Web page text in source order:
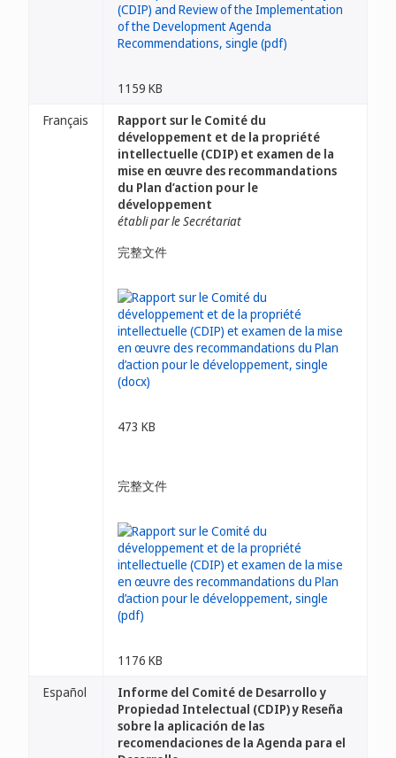
1159 KB
Français
Rapport sur le Comité du
développement et de la propriété
intellectuelle (CDIP) et examen de la
mise en œuvre des recommandations
du Plan d’action pour le
développement
établi par le Secrétariat
完整文件
473 KB
完整文件
1176 KB
Español
Informe del Comité de Desarrollo y
Propiedad Intelectual (CDIP) y Reseña
sobre la aplicación de las
recomendaciones de la Agenda para el